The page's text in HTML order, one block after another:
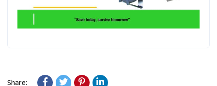
Share: